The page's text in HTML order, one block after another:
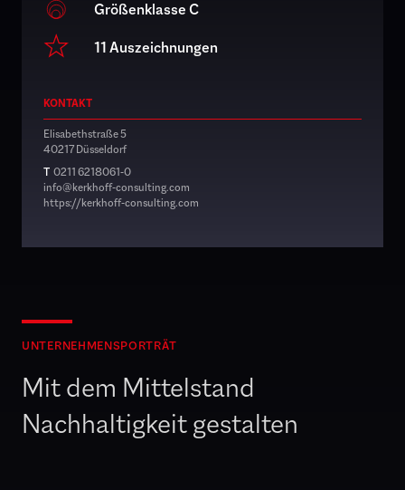
UNTERNEHMENSPORTRÄT
Mit dem Mittelstand
Nachhaltigkeit gestalten
Größenklasse C
11 Auszeichnungen
KONTAKT
Elisabethstraße 5
40217 Düsseldorf
T 0211 6218061-0
info@kerkhoff-consulting.com
https://kerkhoff-consulting.com